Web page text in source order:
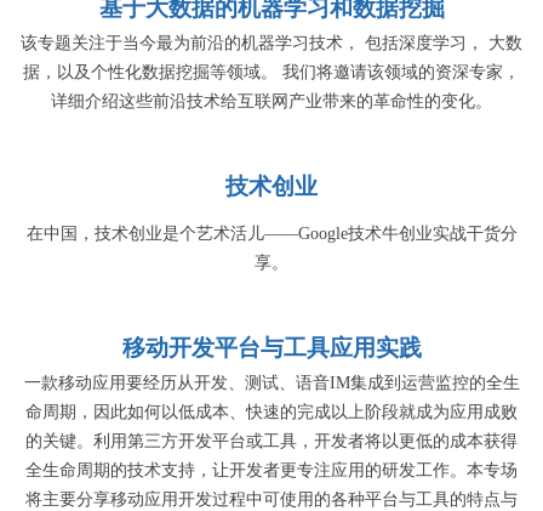
基于大数据的机器学习和数据挖掘
该专题关注于当今最为前沿的机器学习技术， 包括深度学习， 大数
据，以及个性化数据挖掘等领域。 我们将邀请该领域的资深专家，
详细介绍这些前沿技术给互联网产业带来的革命性的变化。
技术创业
在中国，技术创业是个艺术活儿——Google技术牛创业实战干货分
享。
移动开发平台与工具应用实践
一款移动应用要经历从开发、测试、语音IM集成到运营监控的全生
命周期，因此如何以低成本、快速的完成以上阶段就成为应用成败
的关键。利用第三方开发平台或工具，开发者将以更低的成本获得
全生命周期的技术支持，让开发者更专注应用的研发工作。本专场
将主要分享移动应用开发过程中可使用的各种平台与工具的特点与